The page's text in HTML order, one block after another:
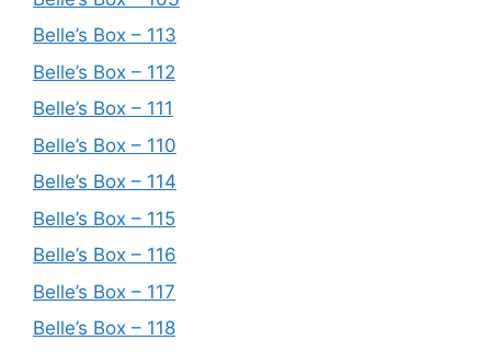
Belle’s Box – 113
Belle’s Box – 112
Belle’s Box – 111
Belle’s Box – 110
Belle’s Box – 114
Belle’s Box – 115
Belle’s Box – 116
Belle’s Box – 117
Belle’s Box – 118